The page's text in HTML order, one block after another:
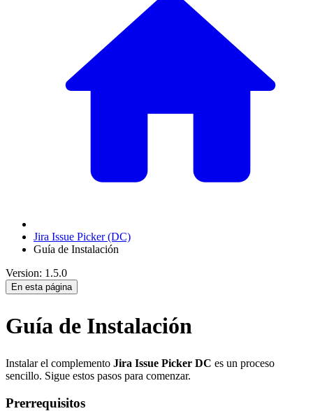
Jira Issue Picker (DC)
Guía de Instalación
Version: 1.5.0
En esta página
Guía de Instalación
Instalar el complemento Jira Issue Picker DC es un proceso
sencillo. Sigue estos pasos para comenzar.
Prerrequisitos